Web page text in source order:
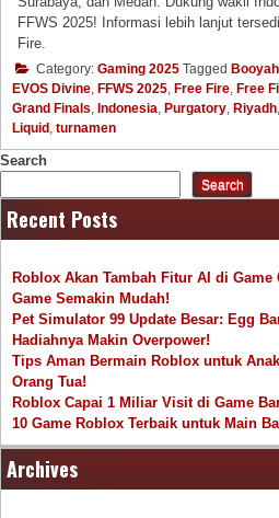
FFWS 2025! Informasi lebih lanjut
Fire.
Category: Gaming 2025 Tagged Booyah
EVOS Divine, FFWS 2025, Free Fire, Free
Grand Finals, Indonesia, Purgatory, Riyadh,
Liquid , turnamen
Search
Search
Recent Posts
Roblox Akan Tambah Fitur AI di
Game Semakin Mudah!
Pet Simulator 99 Update Besar: Egg
Hadiahnya Makin Overpower!
Tips Aman Bermain Roblox untuk
Orang Tua!
Roblox Capai 1 Miliar Visit di Game
10 Game Roblox Terbaik untuk Main
Archives